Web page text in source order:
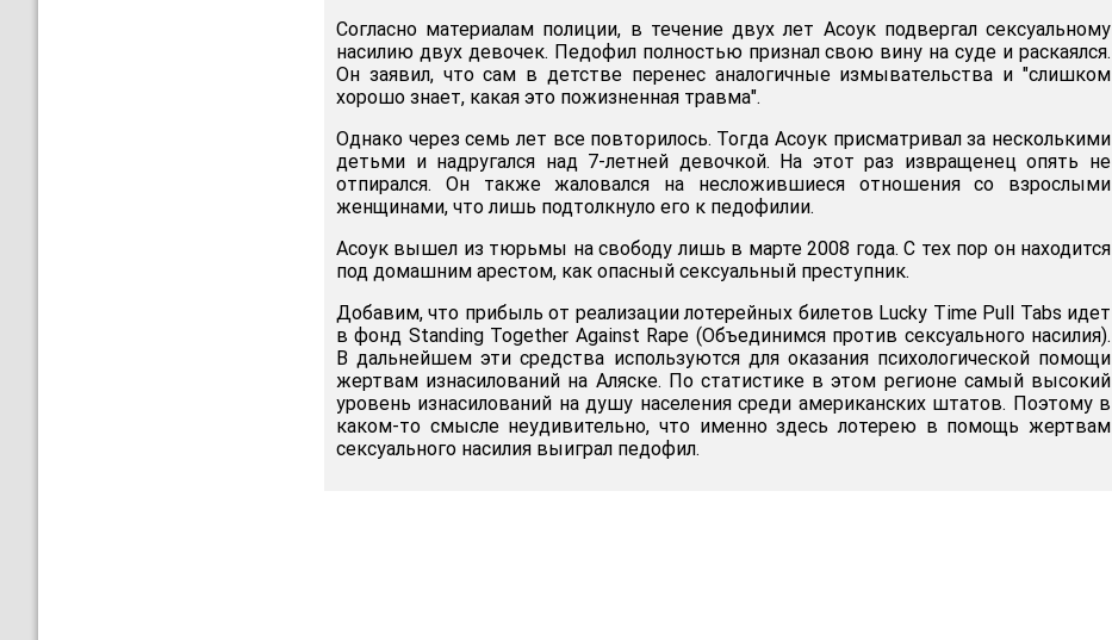
Согласно материалам полиции, в течение двух лет Асоук подвергал сексуальному
насилию двух девочек. Педофил полностью признал свою вину на суде и раскаялся.
Он заявил, что сам в детстве перенес аналогичные измывательства и "слишком
хорошо знает, какая это пожизненная травма".
Однако через семь лет все повторилось. Тогда Асоук присматривал за несколькими
детьми и надругался над 7-летней девочкой. На этот раз извращенец опять не
отпирался. Он также жаловался на несложившиеся отношения со взрослыми
женщинами, что лишь подтолкнуло его к педофилии.
Асоук вышел из тюрьмы на свободу лишь в марте 2008 года. С тех пор он находится
под домашним арестом, как опасный сексуальный преступник.
Добавим, что прибыль от реализации лотерейных билетов Lucky Time Pull Tabs идет
в фонд Standing Together Against Rape (Объединимся против сексуального насилия).
В дальнейшем эти средства используются для оказания психологической помощи
жертвам изнасилований на Аляске. По статистике в этом регионе самый высокий
уровень изнасилований на душу населения среди американских штатов. Поэтому в
каком-то смысле неудивительно, что именно здесь лотерею в помощь жертвам
сексуального насилия выиграл педофил.